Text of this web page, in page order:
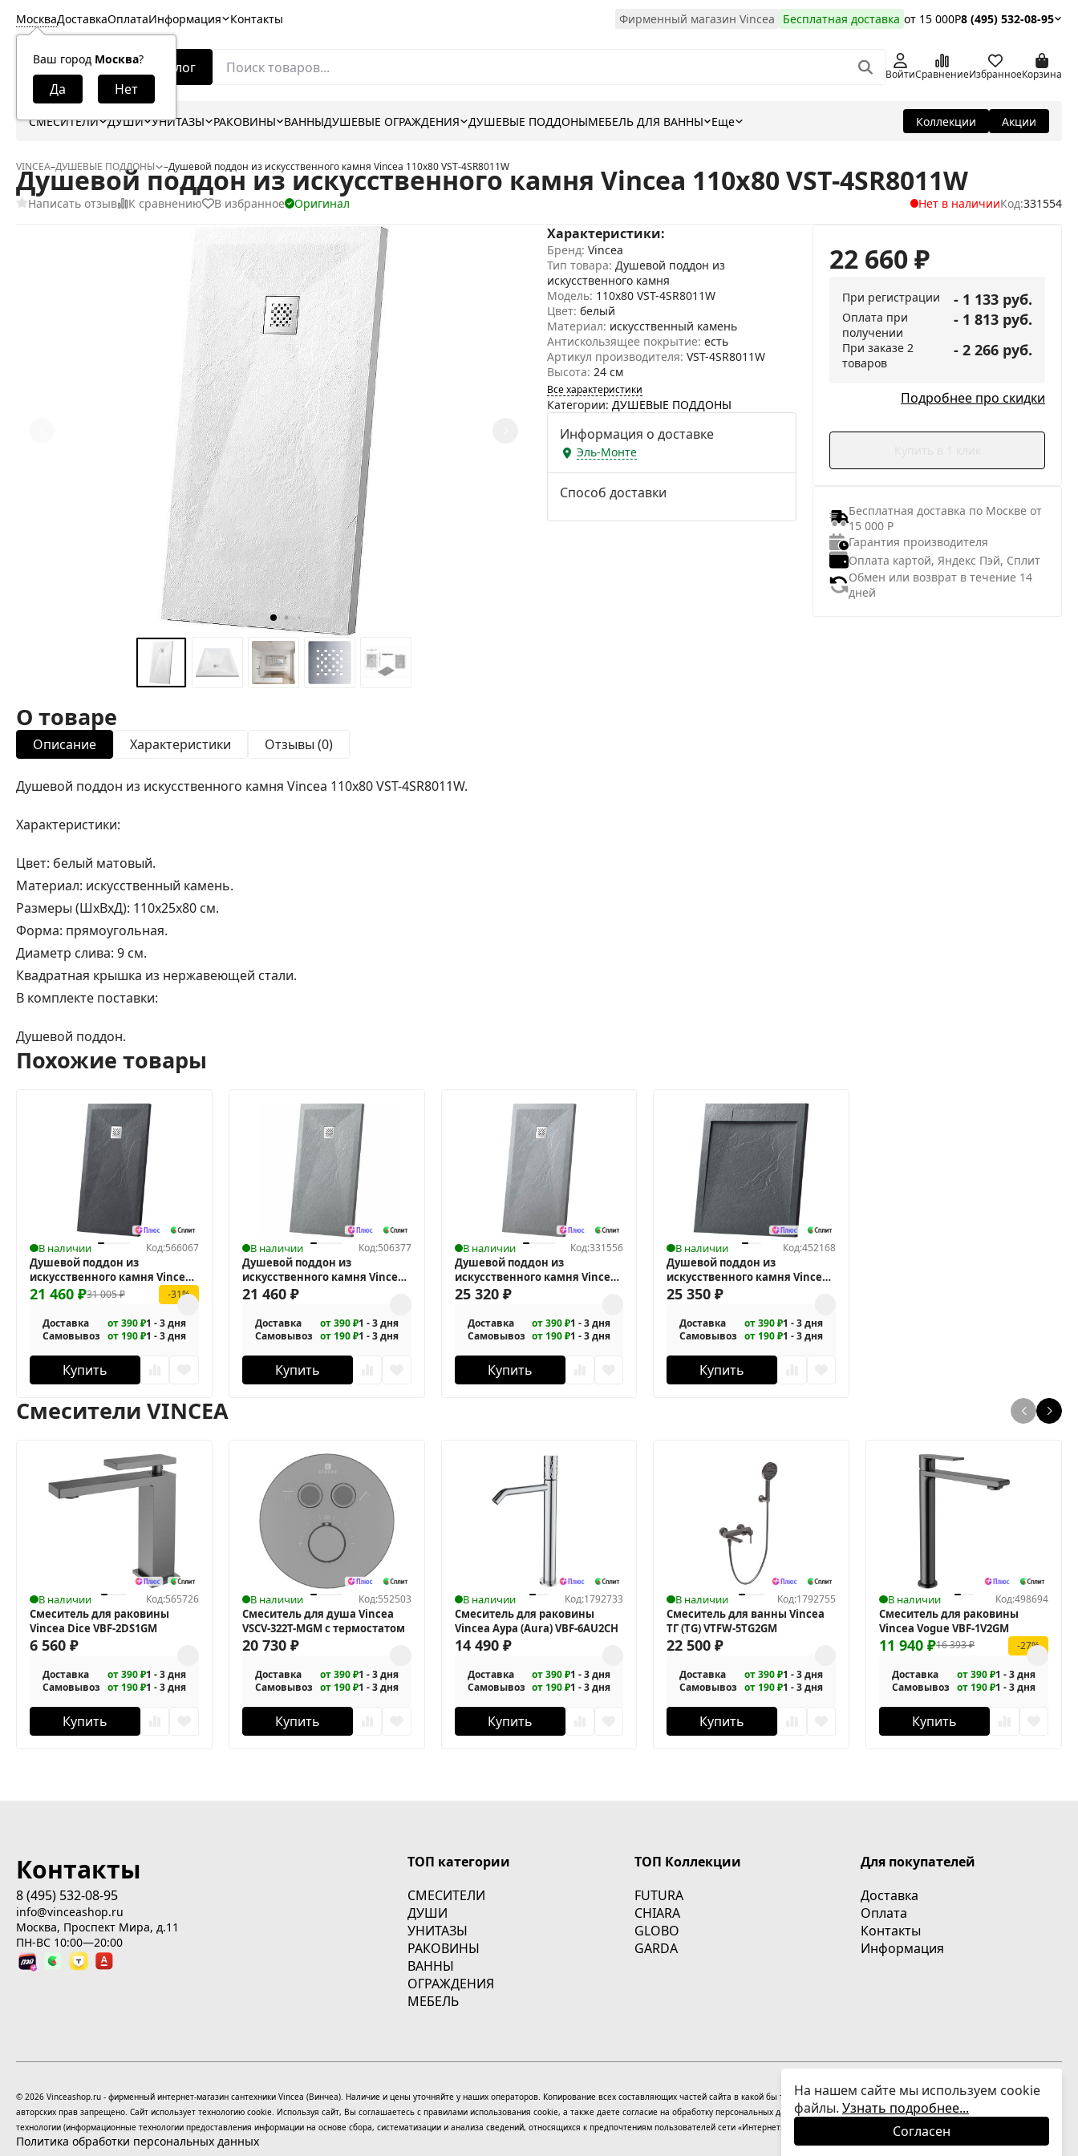
Москва
Ваш город Москва?
ДоставкаОплатаИнформация Контакты Фирменный магазин Vincea Бесплатная доставка от 15 000Р8 (495) 532-08-95
Каталог ВойтиСравнениеИзбранноеКорзина
СМЕСИТЕЛИ ДУШИ УНИТАЗЫ РАКОВИНЫ ВАННЫДУШЕВЫЕ ОГРАЖДЕНИЯ ДУШЕВЫЕ ПОДДОНЫМЕБЕЛЬ ДЛЯ ВАННЫ Еще Коллекции Акции
VINCEA–ДУШЕВЫЕ ПОДДОНЫ –Душевой поддон из искусственного камня Vincea 110x80 VST-4SR8011W
Душевой поддон из искусственного камня Vincea 110x80 VST-4SR8011W
Написать отзыв К сравнению В избранное Оригинал Нет в наличииКод:331554
Характеристики:
Бренд: Vincea
Тип товара: Душевой поддон из
искусственного камня
Модель: 110x80 VST-4SR8011W
Цвет: белый
Материал: искусственный камень
Антискользящее покрытие: есть
Артикул производителя: VST-4SR8011W
Высота: 24 см
Все характеристики
Категории: ДУШЕВЫЕ ПОДДОНЫ
Информация о доставке
Эль-Монте
Способ доставки
22 660₽
При регистрации - 1 133 руб.
Оплата при
получении
- 1 813 руб.
При заказе 2
товаров
- 2 266 руб.
Подробнее про скидки
Бесплатная доставка по Москве от
15 000 Р
Гарантия производителя
Оплата картой, Яндекс Пэй, Сплит
Обмен или возврат в течение 14
дней
О товаре
Описание Характеристики Отзывы (0)
Душевой поддон из искусственного камня Vincea 110x80 VST-4SR8011W.
Характеристики:
Цвет: белый матовый.
Материал: искусственный камень.
Размеры (ШхВхД): 110x25x80 см.
Форма: прямоугольная.
Диаметр слива: 9 см.
Квадратная крышка из нержавеющей стали.
В комплекте поставки:
Душевой поддон.
Похожие товары
В наличии Код:566067
Душевой поддон из
искусственного камня Vincea
110x80 VST-4SR8011A
31 005₽
21 460 ₽ -31%
Доставка от 390 ₽1 - 3 дня
Самовывоз от 190 ₽1 - 3 дня
Купить
В наличии Код:506377
Душевой поддон из
искусственного камня Vincea
110x80 VST-4SR8011G
21 460 ₽
Доставка от 390 ₽1 - 3 дня
Самовывоз от 190 ₽1 - 3 дня
Купить
В наличии Код:331556
Душевой поддон из
искусственного камня Vincea
120x80 VST-4SR8012G
25 320 ₽
Доставка от 390 ₽1 - 3 дня
Самовывоз от 190 ₽1 - 3 дня
Купить
В наличии Код:452168
Душевой поддон из
искусственного камня Vincea
90х90 VST-4SRL9090A
25 350₽
Доставка от 390 ₽1 - 3 дня
Самовывоз от 190 ₽1 - 3 дня
Купить
Смесители VINCEA
В наличии Код:565726
Смеситель для раковины
Vincea Dice VBF-2DS1GM
6 560 ₽
Доставка от 390 ₽1 - 3 дня
Самовывоз от 190 ₽1 - 3 дня
Купить
В наличии Код:552503
Смеситель для душа Vincea
VSCV-322T-MGM с термостатом
20 730 ₽
Доставка от 390 ₽1 - 3 дня
Самовывоз от 190 ₽1 - 3 дня
Купить
В наличии Код:1792733
Смеситель для раковины
Vincea Аура (Aura) VBF-6AU2CH
14 490 ₽
Доставка от 390 ₽1 - 3 дня
Самовывоз от 190 ₽1 - 3 дня
Купить
В наличии Код:1792755
Смеситель для ванны Vincea
ТГ (TG) VTFW-5TG2GM
22 500₽
Доставка от 390 ₽1 - 3 дня
Самовывоз от 190 ₽1 - 3 дня
Купить
В наличии Код:498694
Смеситель для раковины
Vincea Vogue VBF-1V2GM
16 393₽
11 940₽ -27%
Доставка от 390 ₽1 - 3 дня
Самовывоз от 190 ₽1 - 3 дня
Купить
Контакты
8 (495) 532-08-95
info@vinceashop.ru
Москва, Проспект Мира, д.11
ПН-ВС 10:00—20:00
ТОП категории
СМЕСИТЕЛИ
ДУШИ
УНИТАЗЫ
РАКОВИНЫ
ВАННЫ
ОГРАЖДЕНИЯ
МЕБЕЛЬ
ТОП Коллекции
FUTURA
CHIARA
GLOBO
GARDA
Для покупателей
Доставка
Оплата
Контакты
Информация
© 2026 Vinceashop.ru - фирменный интернет-магазин сантехники Vincea (Винчеа). Наличие и цены уточняйте у наших операторов. Копирование всех составляющих частей сайта в какой бы то ни было форме без письменного разрешения владельцев
авторских прав запрещено. Сайт использует технологию cookie. Используя сайт, Вы соглашаетесь с правилами использования cookie, а также даете согласие на обработку персональных данныхНа информационном ресурсе применяются
технологии (информационные технологии предоставления информации на основе сбора, систематизации и анализа сведений, относящихся к предпочтениям пользователей сети «Интернет», находящихся на территории Российской Федерации).
Политика обработки персональных данных
На нашем сайте мы используем cookie
файлы. Узнать подробнее...
Согласен